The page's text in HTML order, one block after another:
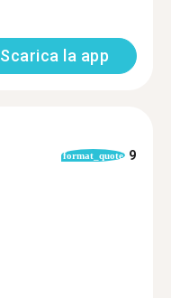
Scarica la app
format_quote 9